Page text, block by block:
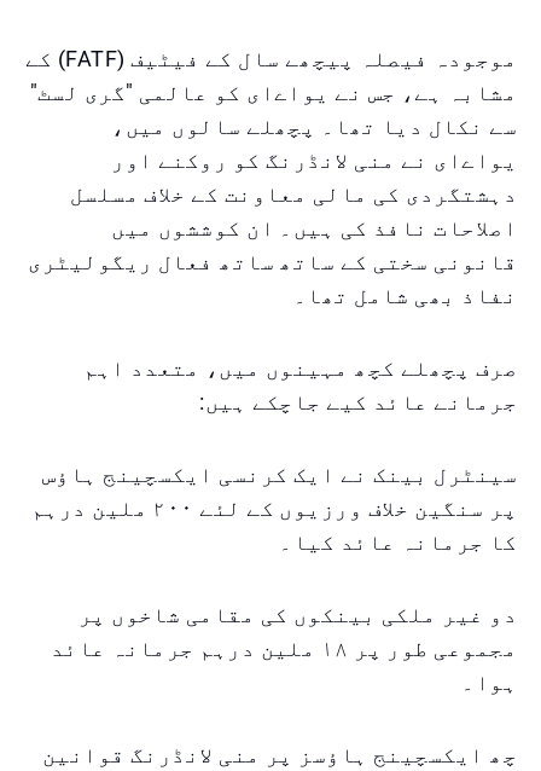
موجودہ فیصلہ پیچھے سال کے فیٹیف (FATF) کے
مشابہ ہے، جس نے یواےای کو عالمی "گری لسٹ"
سے نکال دیا تھا۔ پچھلے سالوں میں،
یواےای نے منی لانڈرنگ کو روکنے اور
دہشتگردی کی مالی معاونت کے خلاف مسلسل
اصلاحات نافذ کی ہیں۔ ان کوششوں میں
قانونی سختی کے ساتھ ساتھ فعال ریگولیٹری
نفاذ بھی شامل تھا۔
صرف پچھلے کچھ مہینوں میں، متعدد اہم
جرمانے عائد کیے جاچکے ہیں:
سینٹرل بینک نے ایک کرنسی ایکسچینج ہاؤس
پر سنگین خلاف ورزیوں کے لئے ۲۰۰ ملین درہم
کا جرمانہ عائد کیا۔
دو غیر ملکی بینکوں کی مقامی شاخوں پر
مجموعی طور پر ۱۸ ملین درہم جرمانہ عائد
ہوا۔
چھ ایکسچینج ہاؤسز پر منی لانڈرنگ قوانین